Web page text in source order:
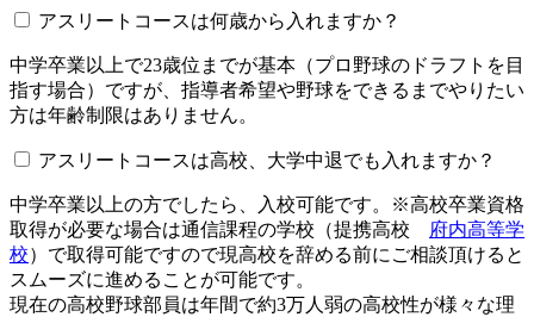
アスリートコースは何歳から入れますか？
中学卒業以上で23歳位までが基本（プロ野球のドラフトを目
指す場合）ですが、指導者希望や野球をできるまでやりたい
方は年齢制限はありません。
アスリートコースは高校、大学中退でも入れますか？
中学卒業以上の方でしたら、入校可能です。※高校卒業資格
取得が必要な場合は通信課程の学校（提携高校
府内高等学
校）で取得可能ですので現高校を辞める前にご相談頂けると
スムーズに進めることが可能です。
現在の高校野球部員は年間で約3万人弱の高校性が様々な理